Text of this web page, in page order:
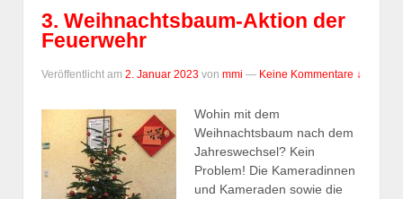
3. Weihnachtsbaum-Aktion der
Feuerwehr
Veröffentlicht am 2. Januar 2023 von mmi — Keine Kommentare ↓
Wohin mit dem
Weihnachtsbaum nach dem
Jahreswechsel? Kein
Problem! Die Kameradinnen
und Kameraden sowie die